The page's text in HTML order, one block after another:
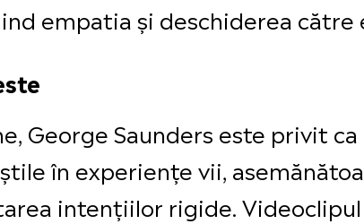
empatia și deschiderea către
George Saunders este privit
în experiențe vii,
intențiilor rigide.